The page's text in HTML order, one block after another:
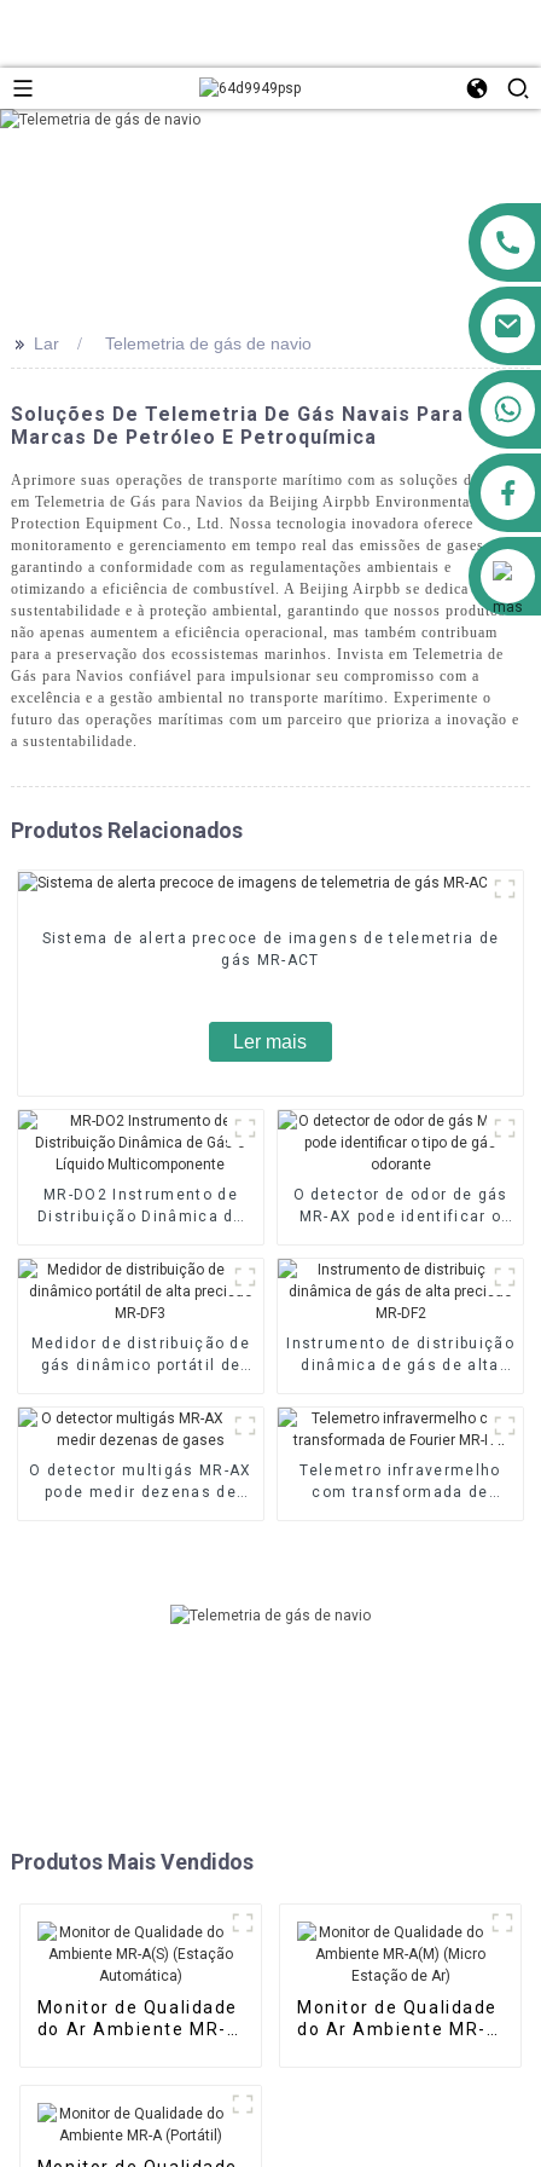
airppb123@gmail.com
Alibaba
>> Lar Telemetria de gás de navio
Soluções De Telemetria De Gás Navais Para
Marcas De Petróleo E Petroquímica
Aprimore suas operações de transporte marítimo com as soluções de ponta
em Telemetria de Gás para Navios da Beijing Airpbb Environmental
Protection Equipment Co., Ltd. Nossa tecnologia inovadora oferece
monitoramento e gerenciamento em tempo real das emissões de gases,
garantindo a conformidade com as regulamentações ambientais e
otimizando a eficiência de combustível. A Beijing Airpbb se dedica à
sustentabilidade e à proteção ambiental, garantindo que nossos produtos
não apenas aumentem a eficiência operacional, mas também contribuam
para a preservação dos ecossistemas marinhos. Invista em Telemetria de
Gás para Navios confiável para impulsionar seu compromisso com a
excelência e a gestão ambiental no transporte marítimo. Experimente o
futuro das operações marítimas com um parceiro que prioriza a inovação e
a sustentabilidade.
Produtos Relacionados
Sistema de alerta precoce de imagens de telemetria de
gás MR-ACT
Ler mais
MR-DO2 Instrumento de
Distribuição Dinâmica de
Multicomponente
O detector de odor de gás
MR-AX pode identificar o
Medidor de distribuição de
gás dinâmico portátil de
Instrumento de distribuição
dinâmica de gás de alta
O detector multigás MR-AX
pode medir dezenas de
Telemetro infravermelho
com transformada de
Produtos Mais Vendidos
Monitor de Qualidade
do Ar Ambiente MR-
Monitor de Qualidade
do Ar Ambiente MR-